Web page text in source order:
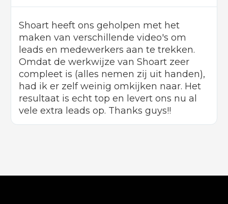
Shoart heeft ons geholpen met het
maken van verschillende video's om
leads en medewerkers aan te trekken.
Omdat de werkwijze van Shoart zeer
compleet is (alles nemen zij uit handen),
had ik er zelf weinig omkijken naar. Het
resultaat is echt top en levert ons nu al
vele extra leads op. Thanks guys!!